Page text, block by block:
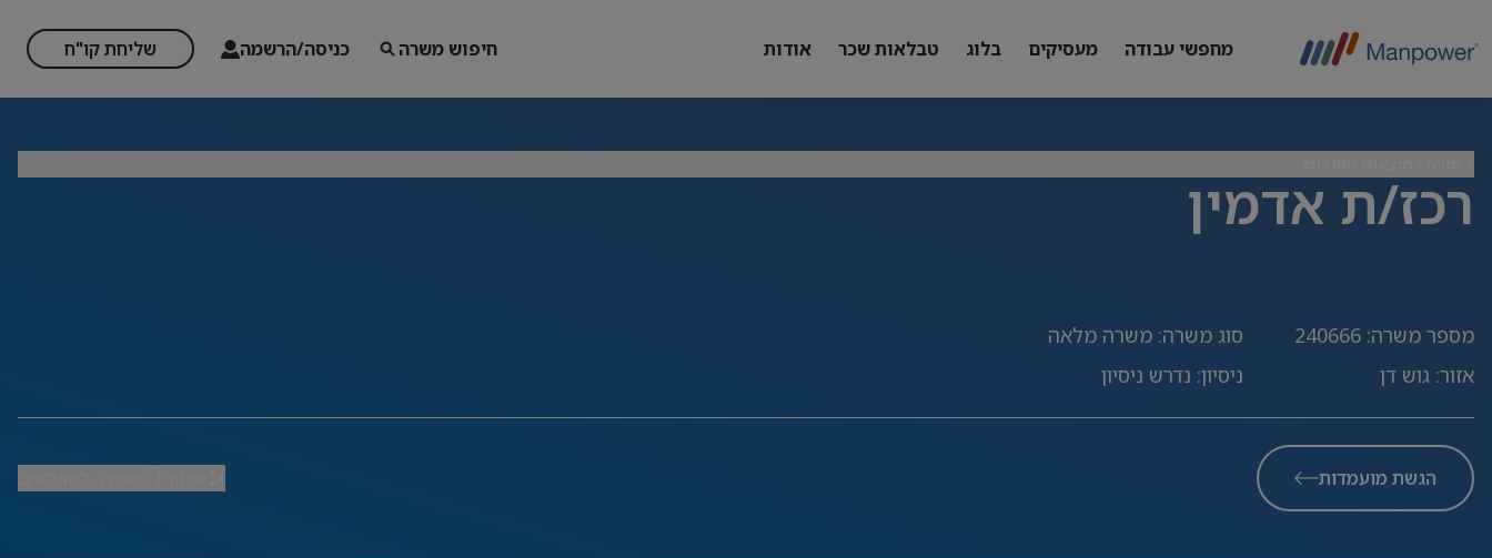
מחפשי עבודה מעסיקים בלוג טבלאות שכר אודות חיפוש משרה כניסה/הרשמה שליחת קו"ח
רכז/ת אדמין
מספר משרה:
240666 סוג משרה: משרה מלאה
אזור: גוש דן ניסיון: נדרש ניסיון
הגשת מועמדות